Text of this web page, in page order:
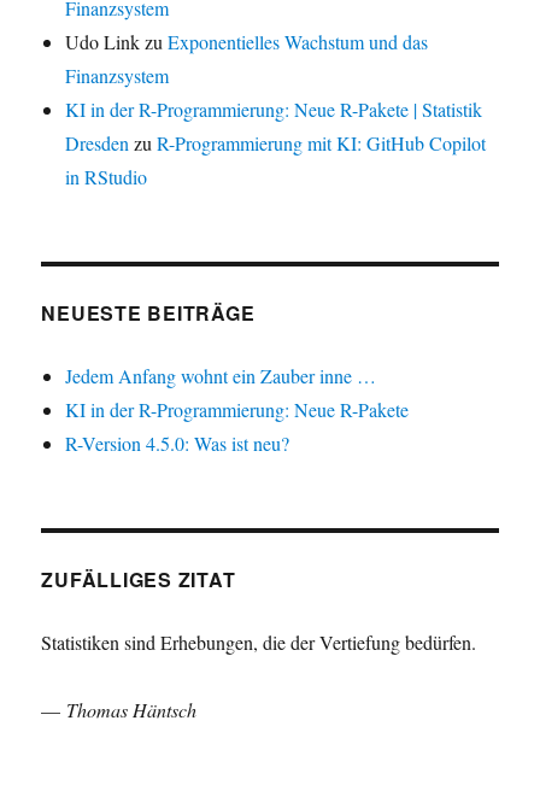
Finanzsystem
Udo LinkzuExponentielles Wachstum und das
Finanzsystem
KI in der R-Programmierung: Neue R-Pakete | Statistik
Dresden zuR-Programmierung mit KI: GitHub Copilot
in RStudio
NEUESTE BEITRÄGE
Jedem Anfang wohnt ein Zauber inne …
KI in der R-Programmierung: Neue R-Pakete
R-Version 4.5.0: Was ist neu?
ZUFÄLLIGES ZITAT
Statistiken sind Erhebungen, die der Vertiefung bedürfen.
— Thomas Häntsch